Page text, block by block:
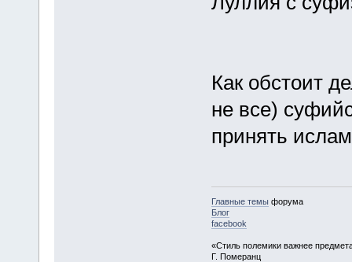
Как обстоит
не все)
принять
Главные темыфорума
Блог
facebook
«Стиль полемики важнее
Г. Померанц